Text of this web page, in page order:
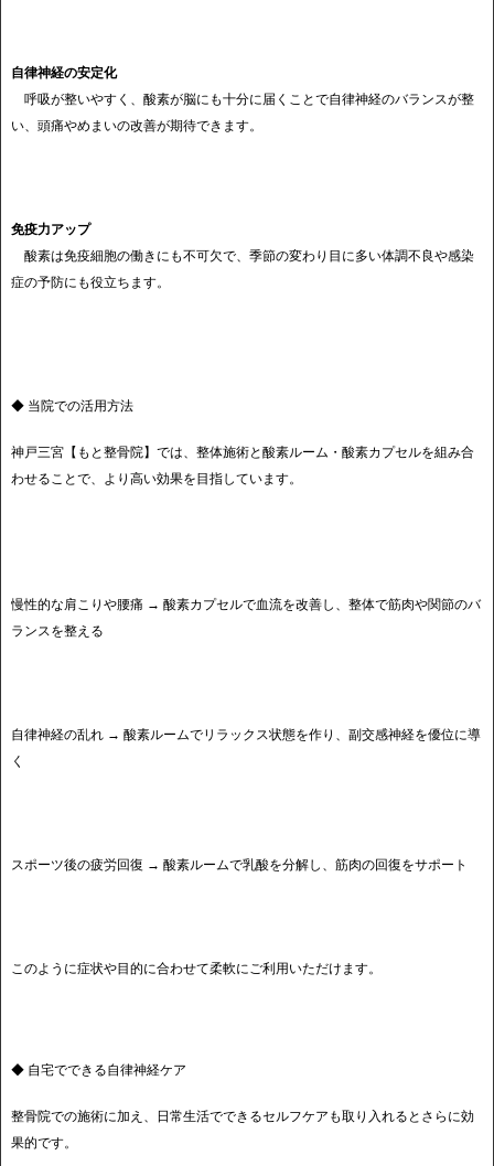
自律神経の安定化
呼吸が整いやすく、酸素が脳にも十分に届くことで自律神経のバランスが整
い、頭痛やめまいの改善が期待できます。
免疫力アップ
酸素は免疫細胞の働きにも不可欠で、季節の変わり目に多い体調不良や感染
症の予防にも役立ちます。
◆ 当院での活用方法
神戸三宮【もと整骨院】では、整体施術と酸素ルーム・酸素カプセルを組み合
わせることで、より高い効果を目指しています。
慢性的な肩こりや腰痛 → 酸素カプセルで血流を改善し、整体で筋肉や関節のバ
ランスを整える
自律神経の乱れ → 酸素ルームでリラックス状態を作り、副交感神経を優位に導
く
スポーツ後の疲労回復 → 酸素ルームで乳酸を分解し、筋肉の回復をサポート
このように症状や目的に合わせて柔軟にご利用いただけます。
◆ 自宅でできる自律神経ケア
整骨院での施術に加え、日常生活でできるセルフケアも取り入れるとさらに効
果的です。